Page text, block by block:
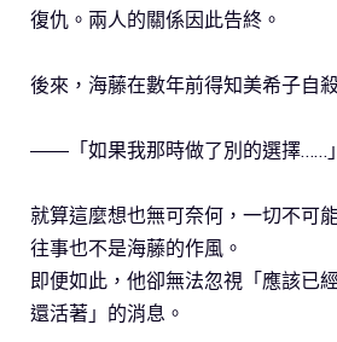
復仇。兩人的關係因此告終。
後來，海藤在數年前得知美希子自
――「如果我那時做了別的選擇……」
就算這麼想也無可奈何，一切不可
往事也不是海藤的作風。
即便如此，他卻無法忽視「應該已
還活著」的消息。